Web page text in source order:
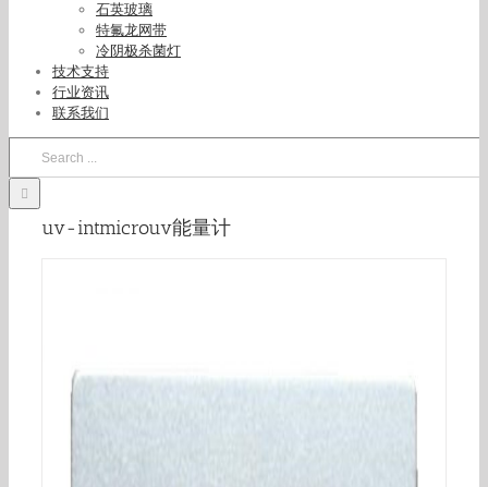
石英玻璃
特氟龙网带
冷阴极杀菌灯
技术支持
行业资讯
联系我们
uv-intmicrouv能量计